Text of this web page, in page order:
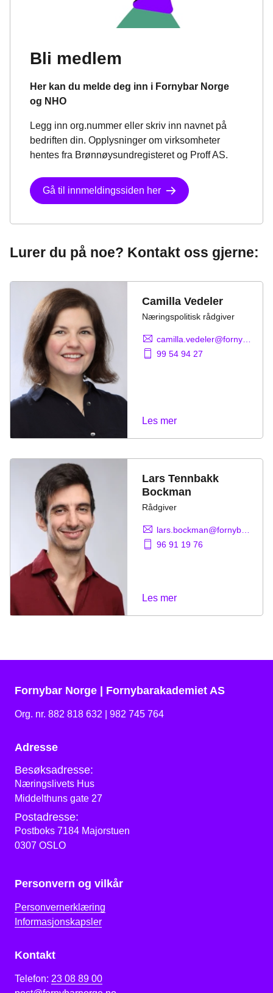
Bli medlem
Her kan du melde deg inn i Fornybar Norge
og NHO
Legg inn org.nummer eller skriv inn navnet på
bedriften din. Opplysninger om virksomheter
hentes fra Brønnøysundregisteret og Proff AS.
Gå til innmeldingssiden her
Lurer du på noe? Kontakt oss gjerne:
Camilla Vedeler
Næringspolitisk rådgiver
99 54 94 27
Les mer
Lars Tennbakk
Bockman
Rådgiver
96 91 19 76
Les mer
Fornybar Norge | Fornybarakademiet AS
Org. nr. 882 818 632 | 982 745 764
Adresse
Besøksadresse:
Næringslivets Hus
Middelthuns gate 27
Postadresse:
Postboks 7184 Majorstuen
0307 OSLO
Personvern og vilkår
Personvernerklæring
Informasjonskapsler
Kontakt
Telefon: 23 08 89 00